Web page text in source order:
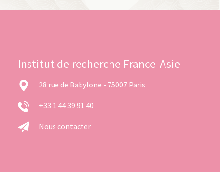
Institut de recherche France-Asie
28 rue de Babylone - 75007 Paris
+33 1 44 39 91 40
Nous contacter